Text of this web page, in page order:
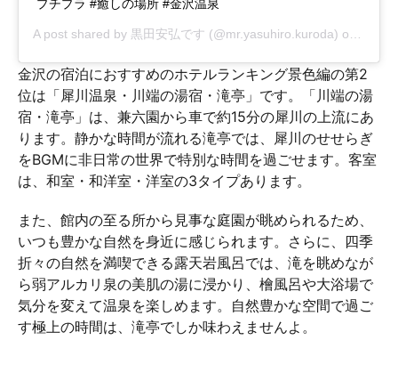
プチプラ #癒しの場所 #金沢温泉
A post shared by 黒田安弘です (@mr.yasuhiro.kuroda) on
金沢の宿泊におすすめのホテルランキング景色編の第2
位は「犀川温泉・川端の湯宿・滝亭」です。「川端の湯
宿・滝亭」は、兼六園から車で約15分の犀川の上流にあ
ります。静かな時間が流れる滝亭では、犀川のせせらぎ
をBGMに非日常の世界で特別な時間を過ごせます。客室
は、和室・和洋室・洋室の3タイプあります。
また、館内の至る所から見事な庭園が眺められるため、
いつも豊かな自然を身近に感じられます。さらに、四季
折々の自然を満喫できる露天岩風呂では、滝を眺めなが
ら弱アルカリ泉の美肌の湯に浸かり、檜風呂や大浴場で
気分を変えて温泉を楽しめます。自然豊かな空間で過ご
す極上の時間は、滝亭でしか味わえませんよ。